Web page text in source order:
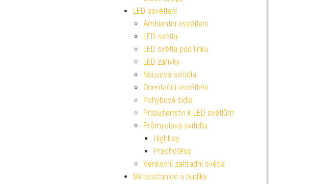
LED osvětlení
Ambientní osvětlení
LED světla
LED světla pod linku
LED zářivky
Nouzová svítidla
Orientační osvětlení
Pohybová čidla
Příslušenství k LED světlům
Průmyslová svítidla
Highbay
Prachotěsy
Venkovní zahradní světla
Meteostanice a budíky